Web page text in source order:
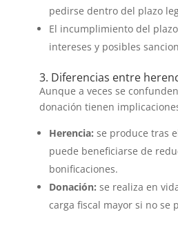
pedirse dentro del plazo
El incumplimiento del
intereses y posibles
3. Diferencias entre
Aunque a veces se
donación tienen
Herencia: se produce tras
puede beneficiarse de
bonificaciones.
Donación: se realiza en
carga fiscal mayor si no se